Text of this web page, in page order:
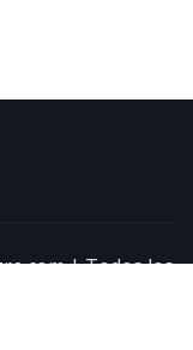
| Todos los